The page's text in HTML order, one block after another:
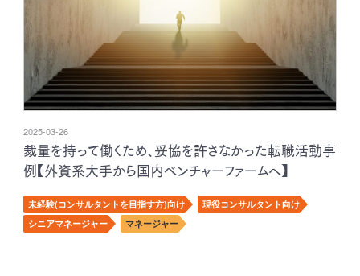
2025-03-26
裁量を持って働くため、妥協を許さなかった転職活動事
例【外資系大手から国内ベンチャーファームへ】
未経験(コンサルタントを目指す方)向け
現役コンサルタント向け
シニアマネージャー
マネージャー